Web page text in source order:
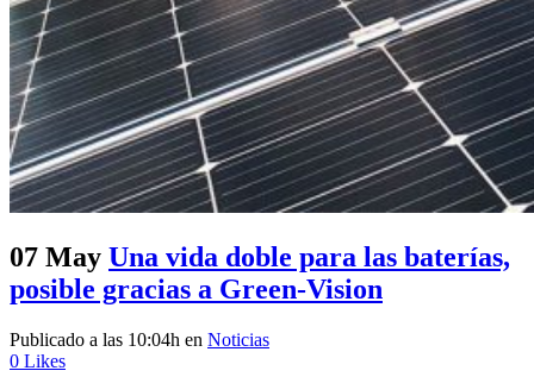
07 May Una vida doble para las baterías,
posible gracias a Green-Vision
Publicado a las 10:04h en Noticias
0 Likes